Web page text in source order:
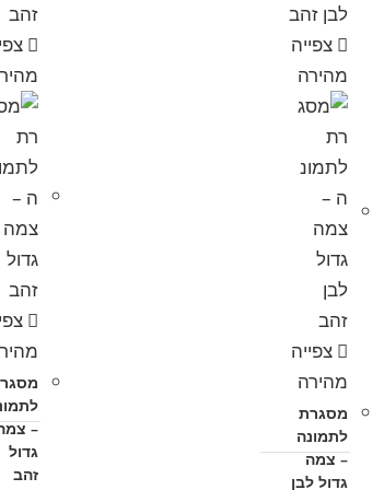
צפייה
מהירה
צפייה
מהירה
מסגרת
לתמונה
– צמה
גדול לבן
–
גדול
זהב